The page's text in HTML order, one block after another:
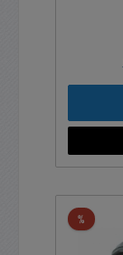
%Rabatt